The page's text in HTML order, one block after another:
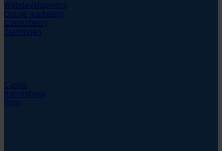
Webdevelopment
Online marketing
Consultancy
Trainingen
Cases
Kennisbank
Blog